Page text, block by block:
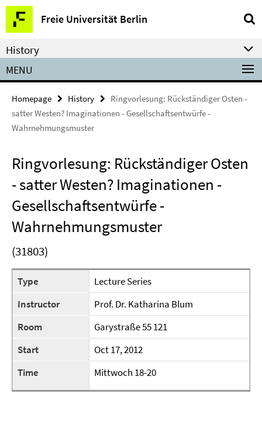
Springe
direkt
zu
Inhalt
Freie Universität Berlin
Service
Navigation
History
MENU
Homepage History
Ringvorlesung: Rückständiger Osten -
satter Westen? Imaginationen - Gesellschaftsentwürfe -
Wahrnehmungsmuster
Ringvorlesung: Rückständiger Osten
- satter Westen? Imaginationen -
Gesellschaftsentwürfe -
Wahrnehmungsmuster
(31803)
Type
Lecture Series
Instructor
Prof. Dr. Katharina Blum
Room
Garystraße 55 121
Start
Oct 17, 2012
Time
Mittwoch 18-20